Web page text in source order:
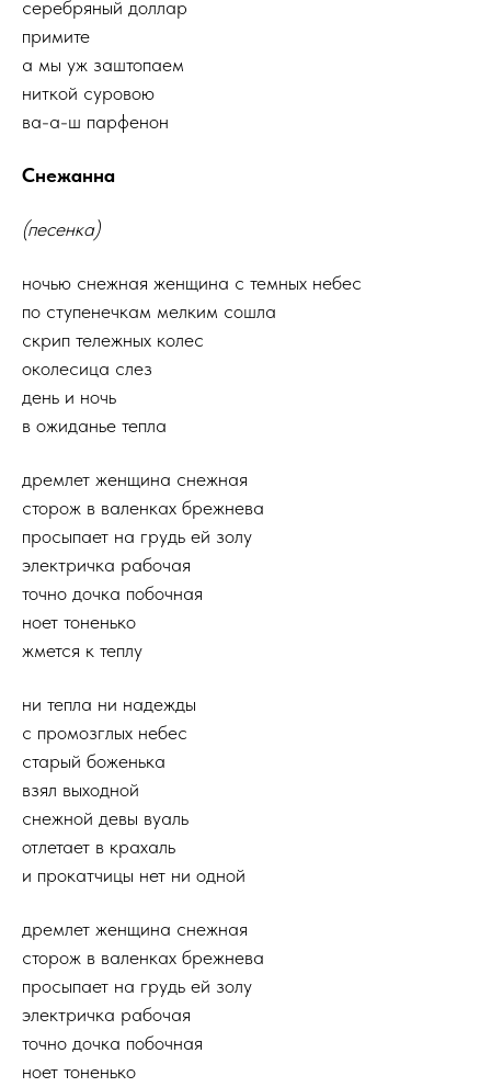
серебряный доллар
примите
а мы уж заштопаем
ниткой суровою
ва-а-ш парфенон
Снежанна
(песенка)
ночью снежная женщина с темных небес
по ступенечкам мелким сошла
скрип тележных колес
околесица слез
день и ночь
в ожиданье тепла
дремлет женщина снежная
сторож в валенках брежнева
просыпает на грудь ей золу
электричка рабочая
точно дочка побочная
ноет тоненько
жмется к теплу
ни тепла ни надежды
с промозглых небес
старый боженька
взял выходной
снежной девы вуаль
отлетает в крахаль
и прокатчицы нет ни одной
дремлет женщина снежная
сторож в валенках брежнева
просыпает на грудь ей золу
электричка рабочая
точно дочка побочная
ноет тоненько